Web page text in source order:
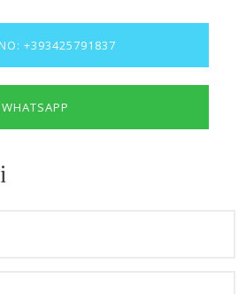
+393425791837
WHATSAPP